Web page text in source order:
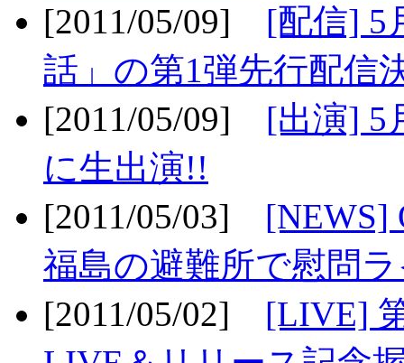
[2011/05/09] [配信] 5
話」の第1弾先行配信
[2011/05/09] [出演] 5
に生出演!!
[2011/05/03] [NEWS]
福島の避難所で慰問
[2011/05/02] [LIVE]